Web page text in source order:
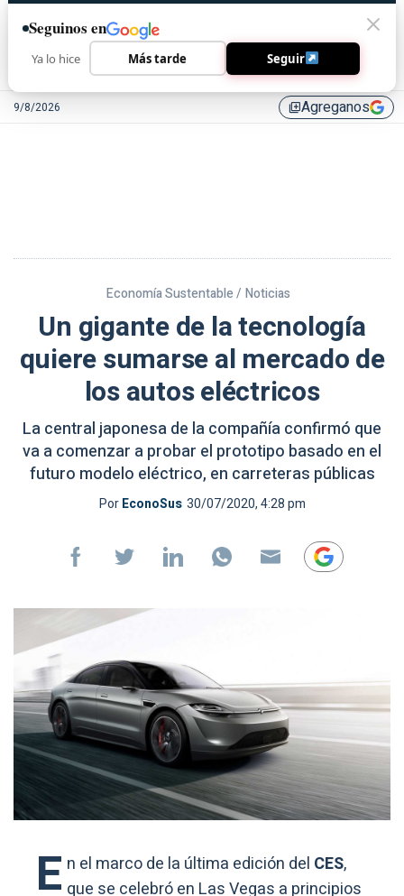
9/8/2026 library_addAgreganos
Economía Sustentable / Noticias
Un gigante de la tecnología
quiere sumarse al mercado de
los autos eléctricos
La central japonesa de la compañía confirmó que
va a comenzar a probar el prototipo basado en el
futuro modelo eléctrico, en carreteras públicas
PorEconoSus 30/07/2020, 4:28 pm
E n el marco de la última edición del CES,
que se celebró en Las Vegas a principios
Seguinos en
Ya lo hice Más tarde Seguir